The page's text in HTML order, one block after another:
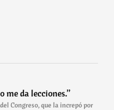
me da lecciones.”
Congreso, que la increpó por